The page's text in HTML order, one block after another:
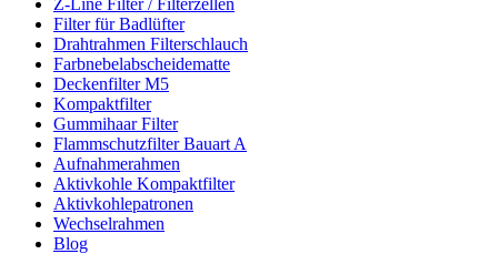
Z-Line Filter / Filterzellen
Filter für Badlüfter
Drahtrahmen Filterschlauch
Farbnebelabscheidematte
Deckenfilter M5
Kompaktfilter
Gummihaar Filter
Flammschutzfilter Bauart A
Aufnahmerahmen
Aktivkohle Kompaktfilter
Aktivkohlepatronen
Wechselrahmen
Blog